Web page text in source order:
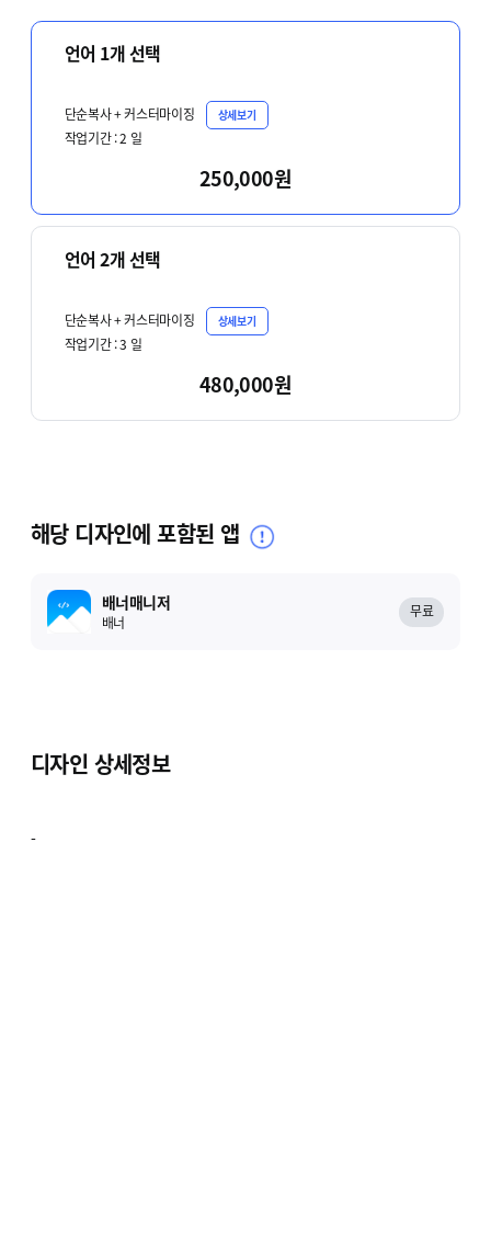
언어 1개 선택
단순복사 + 커스터마이징 상세보기
작업기간 :2 일
250,000원
언어 2개 선택
단순복사 + 커스터마이징 상세보기
작업기간 :3 일
480,000원
해당 디자인에 포함된 앱
배너매니저
배너
무료
디자인 상세정보
-